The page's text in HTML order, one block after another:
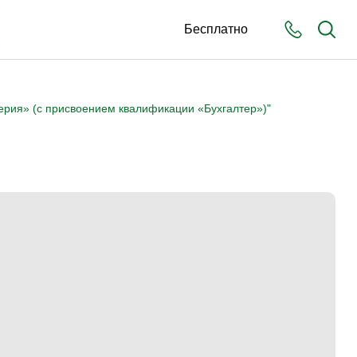
Бесплатно
(с присвоением квалификации «Бухгалтер»)"